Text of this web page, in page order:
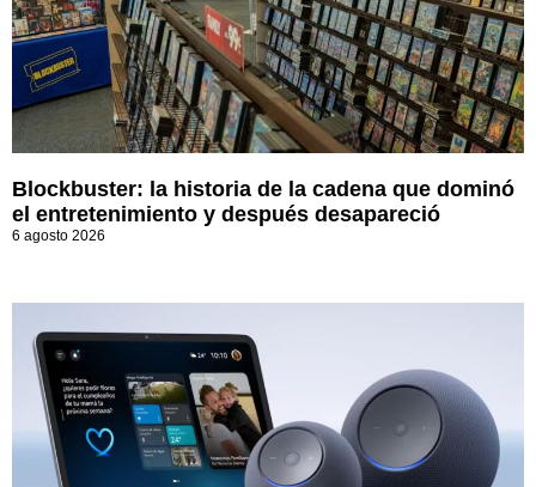
Blockbuster: la historia de la cadena que dominó
el entretenimiento y después desapareció
6 agosto 2026